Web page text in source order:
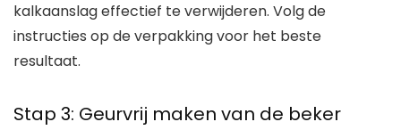
kalkaanslag effectief te verwijderen. Volg de
instructies op de verpakking voor het beste
resultaat.
Stap 3: Geurvrij maken van de beker